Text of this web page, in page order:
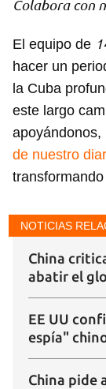
Colabora con
El equipo de
hacer un
la Cuba
este largo
apoyándonos,
de nuestro
NOTICIAS
China
abatir el
EE UU
espía"
China pide